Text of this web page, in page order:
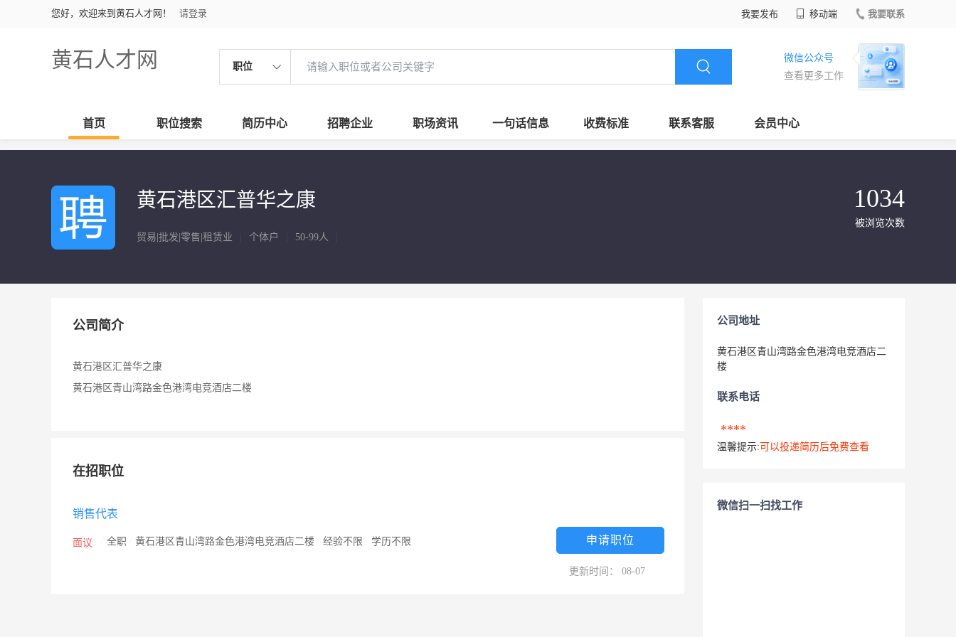
您好，欢迎来到黄石人才网！ 请登录 我要发布 移动端 我要联系
黄石人才网 职位
微信公众号
查看更多工作
首页 职位搜索 简历中心 招聘企业 职场资讯 一句话信息 收费标准 联系客服 会员中心
黄石港区汇普华之康
贸易|批发|零售|租赁业 个体户 50-99人
1034
被浏览次数
公司简介
黄石港区汇普华之康
黄石港区青山湾路金色港湾电竞酒店二楼
在招职位
销售代表
面议 全职 黄石港区青山湾路金色港湾电竞酒店二楼 经验不限 学历不限 申请职位
更新时间： 08-07
公司地址
黄石港区青山湾路金色港湾电竞酒店二
楼
联系电话
****
温馨提示: 可以投递简历后免费查看
微信扫一扫找工作